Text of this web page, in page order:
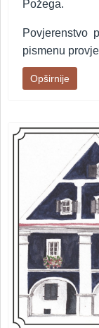
Požega.
Povjerenstvo
pismenu
Opširnije